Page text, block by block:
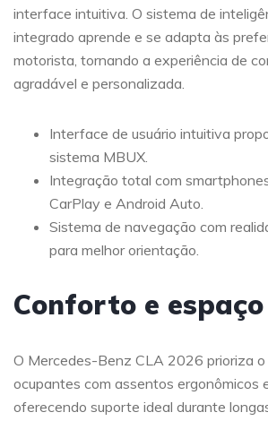
interface intuitiva. O sistema de
integrado aprende e se adapta às
motorista, tornando a experiência de
agradável e personalizada.
Interface de usuário intuitiva
sistema MBUX.
Integração total com
CarPlay e Android Auto.
Sistema de navegação com
para melhor orientação.
Conforto e
O Mercedes-Benz CLA 2026 prioriza
ocupantes com assentos ergonômicos
oferecendo suporte ideal durante